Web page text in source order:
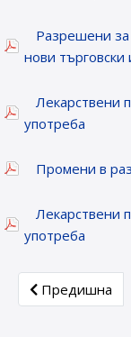
Разрешени за
нови
Лекарствени
употреба
Промени в
Лекарствени
употреба
Previous
Предишна